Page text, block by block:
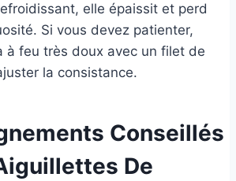
elle épaissit et perd
Si vous devez patienter,
à feu très doux avec un filet de
la consistance.
Conseillés
De